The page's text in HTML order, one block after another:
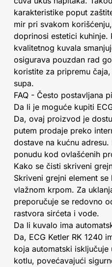
karakteristike poput
mir pri svakom
doprinosi estetici kuhinje.
kvalitetnog kuvala
osigurava pouzdan rad
koristite za pripremu
supa.
FAQ - Često postavljana
Da li je moguće kupiti
Da, ovaj proizvod je
putem prodaje preko
dostave na kućnu
ponudu kod ovlašćenih
Kako se čisti skriveni
Skriveni grejni element
vlažnom krpom. Za
preporučuje se redovno
rastvora sirćeta i vode.
Da li kuvalo ima
Da, ECG Ketler RK 1240
koja automatski
kotlu, povećavajući